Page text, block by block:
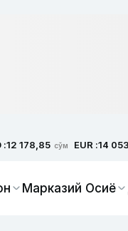
:12 178,85 сўм EUR :14
Марказий Осиё